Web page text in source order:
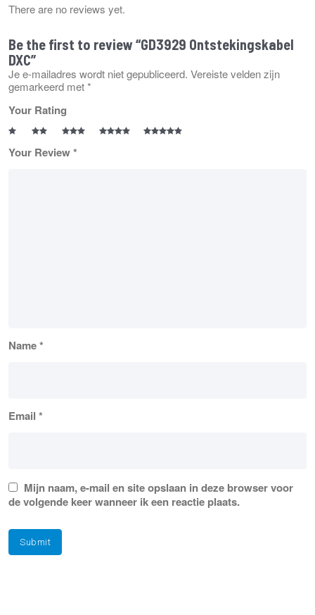
There are no reviews yet.
Be the first to review “GD3929 Ontstekingskabel
DXC”
Je e-mailadres wordt niet gepubliceerd. Vereiste velden zijn
gemarkeerd met*
Your Rating
Your Review*
Name*
Email *
Mijn naam, e-mail en site opslaan in deze browser voor
de volgende keer wanneer ik een reactie plaats.